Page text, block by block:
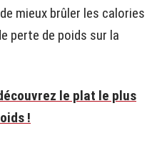
mieux brûler les calories
perte de poids sur la
le plat le plus
!